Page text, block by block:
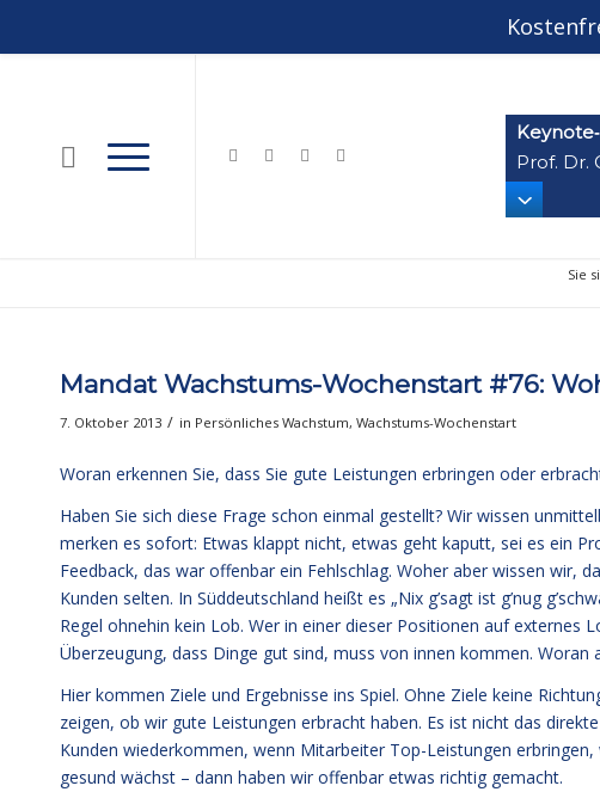
Prof. Dr.
Sie
Mandat Wachstums-Wochenstart #76:
7. Oktober 2013 / in Persönliches Wachstum, Wachstums-Wochenstart
Woran erkennen Sie, dass Sie gute Leistungen erbringen oder
Haben Sie sich diese Frage schon einmal gestellt? Wir wissen
merken es sofort: Etwas klappt nicht, etwas geht kaputt, sei es ein
Feedback, das war offenbar ein Fehlschlag. Woher aber wissen wir,
Kunden selten. In Süddeutschland heißt es „Nix g’sagt ist g’nug
Regel ohnehin kein Lob. Wer in einer dieser Positionen auf externes
Überzeugung, dass Dinge gut sind, muss von innen kommen. Woran
Hier kommen Ziele und Ergebnisse ins Spiel. Ohne Ziele keine
zeigen, ob wir gute Leistungen erbracht haben. Es ist nicht das
Kunden wiederkommen, wenn Mitarbeiter Top-Leistungen
gesund wächst – dann haben wir offenbar etwas richtig gemacht.